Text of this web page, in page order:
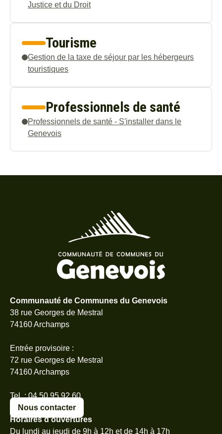
Justice et du Droit
Tourisme
Gestion de la taxe de séjour par les hébergeurs
touristiques
Professionnels de santé
Professionnels de santé - S'installer dans le
Genevois
Communauté de Communes du Genevois
38 rue Georges de Mestral
74160 Archamps
Entrée provisoire :
72 rue Georges de Mestral
74160 Archamps
Tel. : 04 50 95 92 60
Nous contacter
Horaires d’ouvertures
Du lundi au jeudi de 9h à 12h et de 14h à 17h